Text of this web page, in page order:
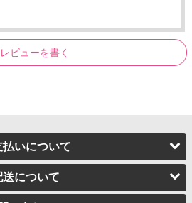
レビューを書く
払いについて
送について